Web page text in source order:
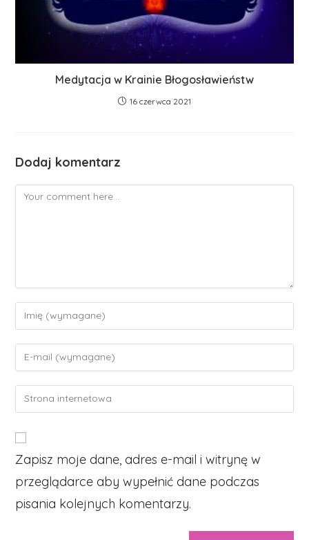
Medytacja w Krainie Błogosławieństw
16 czerwca 2021
Dodaj komentarz
Comment
Enter
your
name
comment
Enter
your
email
address
Enter
your
URL
(optional)
Zapisz moje dane, adres e-mail i witrynę w
przeglądarce aby wypełnić dane podczas
pisania kolejnych komentarzy.